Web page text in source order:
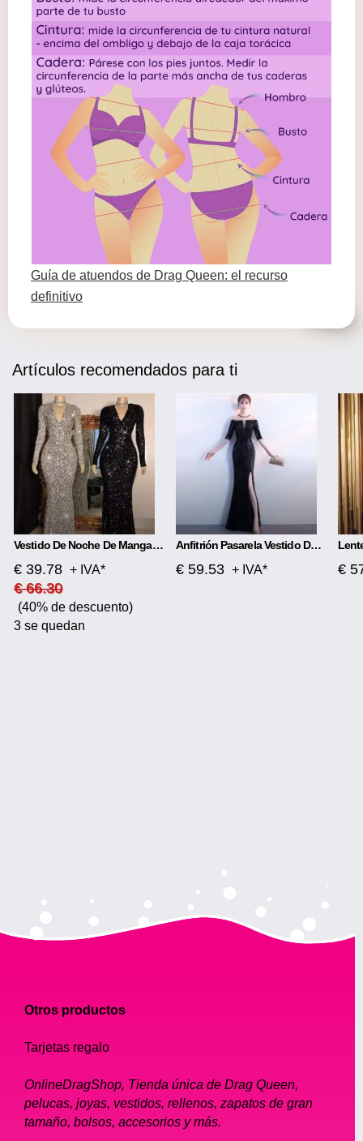
Guía de atuendos de Drag Queen: el recurso
definitivo
Artículos recomendados para ti
Vestido De Noche De Manga Larga Con Lentejuelas
€ 39.78 + IVA*
€ 66.30
(40% de descuento)
3 se quedan
Anfitrión Pasarela Vestido De Noche Temperamento Elegante Rombo
€ 59.53 + IVA* €
Otros productos
Tarjetas regalo
OnlineDragShop, Tienda única de Drag Queen,
pelucas, joyas, vestidos, rellenos, zapatos de gran
tamaño, bolsos, accesorios y más.